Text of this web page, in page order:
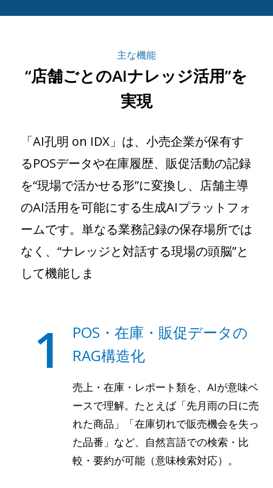
主な機能
“店舗ごとのAIナレッジ活用”を
実現
「AI孔明 on IDX」は、小売企業が保有す
るPOSデータや在庫履歴、販促活動の記録
を“現場で活かせる形”に変換し、店舗主導
のAI活用を可能にする生成AIプラットフォ
ームです。単なる業務記録の保存場所では
なく、“ナレッジと対話する現場の頭脳”と
して機能しま
POS・在庫・販促データの
RAG構造化
1
売上・在庫・レポート類を、AIが意味ベ
ースで理解。たとえば「先月雨の日に売
れた商品」「在庫切れで販売機会を失っ
た品番」など、自然言語での検索・比
較・要約が可能（意味検索対応）。